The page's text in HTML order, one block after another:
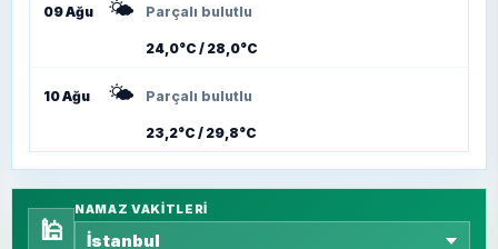
09 Ağu 🌤️ Parçalı bulutlu
24,0°C / 28,0°C
10 Ağu 🌤️ Parçalı bulutlu
23,2°C / 29,8°C
🕌
NAMAZ VAKITLERI